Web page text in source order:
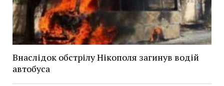
Внаслідок обстрілу Нікополя загинув водій
автобуса